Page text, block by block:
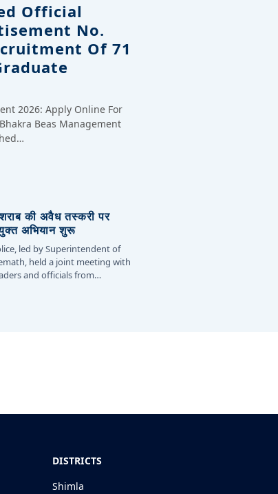
Official
No.
Of 71
2026: Apply Online For
Beas Management
की अवैध तस्करी पर
अभियान शुरू
led by Superintendent of
held a joint meeting with
and officials from…
DISTRICTS
Shimla